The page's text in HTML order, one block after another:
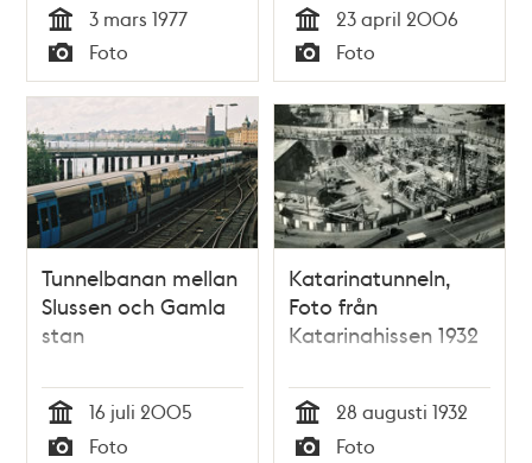
Tid
3 mars 1977
Typ
Foto Tid
23 april 2006
Typ
Foto
Tunnelbanan mellan
Slussen och Gamla
stan
Tid
16 juli 2005
Foto
Katarinatunneln,
Foto från
Katarinahissen 1932
Tid
28 augusti 1932
Foto